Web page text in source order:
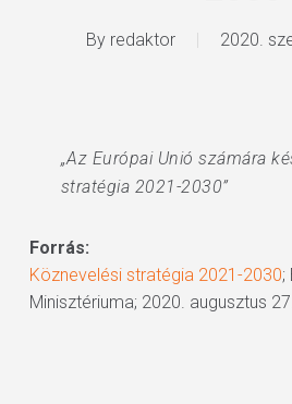
By redaktor 2020.
„Az Európai Unió számára
stratégia 2021-2030”
Forrás:
Köznevelési stratégia 2021-2030;
Minisztériuma; 2020. augusztus